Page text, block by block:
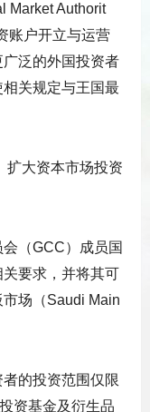
Market Authorit
账户开立与运营
泛的外国投资者
关规定与王国最
扩大资本市场投资
（GCC）成员国
要求，并将其可
场（Saudi Main
的投资范围仅限
资基金及衍生品